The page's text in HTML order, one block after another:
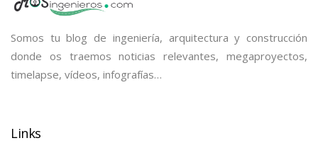
Somos tu blog de ingeniería, arquitectura y construcción
donde os traemos noticias relevantes, megaproyectos,
timelapse, vídeos, infografías…
Links